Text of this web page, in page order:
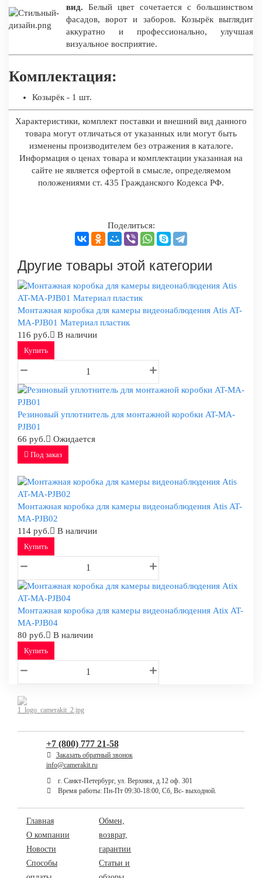
вид. Белый цвет сочетается с большинством
фасадов, ворот и заборов. Козырёк выглядит
аккуратно и профессионально, улучшая
визуальное восприятие.
Комплектация:
Козырёк - 1 шт.
Характеристики, комплект поставки и внешний вид данного
товара могут отличаться от указанных или могут быть
изменены производителем без отражения в каталоге.
Информация о ценах товара и комплектации указанная на
сайте не является офертой в смысле, определяемом
положениями ст. 435 Гражданского Кодекса РФ.
Поделиться:
Другие товары этой категории
Монтажная коробка для камеры видеонаблюдения Atis AT-
MA-PJB01 Материал пластик
116 руб.
В наличии
Купить
Резиновый уплотнитель для монтажной коробки AT-MA-
PJB01
66 руб.
Ожидается
Под заказ
Монтажная коробка для камеры видеонаблюдения Atis AT-
MA-PJB02
114 руб.
В наличии
Купить
Монтажная коробка для камеры видеонаблюдения Atix AT-
MA-PJB04
80 руб.
В наличии
Купить
+7 (800) 777 21-58
Заказать обратный звонок
info@camerakit.ru
г. Санкт-Петербург, ул. Верхняя, д.12 оф. 301
Время работы: Пн-Пт 09:30-18:00, Сб, Вс- выходной.
Главная
О компании
Новости
Способы
Обмен,
возврат,
гарантии
Статьи и